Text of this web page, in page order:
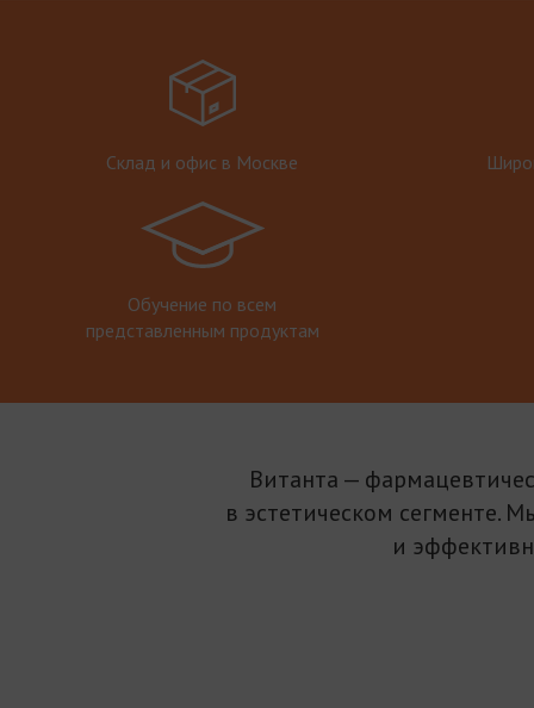
Склад и офис в Москве
Обучение по всем
представленным продуктам
Витанта —
в эстетическом сегменте.
и